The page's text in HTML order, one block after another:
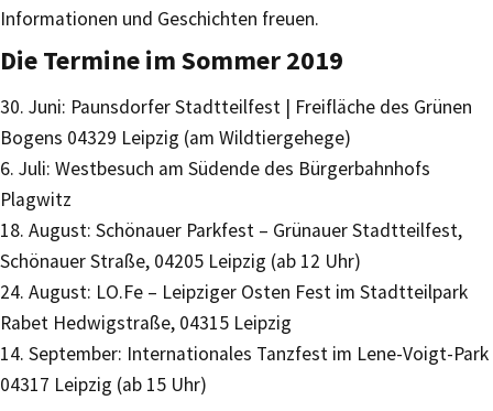
Informationen und Geschichten freuen.
Die Termine im Sommer 2019
30. Juni: Paunsdorfer Stadtteilfest | Freifläche des Grünen
Bogens 04329 Leipzig (am Wildtiergehege)
6. Juli: Westbesuch am Südende des Bürgerbahnhofs
Plagwitz
18. August: Schönauer Parkfest – Grünauer Stadtteilfest,
Schönauer Straße, 04205 Leipzig (ab 12 Uhr)
24. August: LO.Fe – Leipziger Osten Fest im Stadtteilpark
Rabet Hedwigstraße, 04315 Leipzig
14. September: Internationales Tanzfest im Lene-Voigt-Park
04317 Leipzig (ab 15 Uhr)